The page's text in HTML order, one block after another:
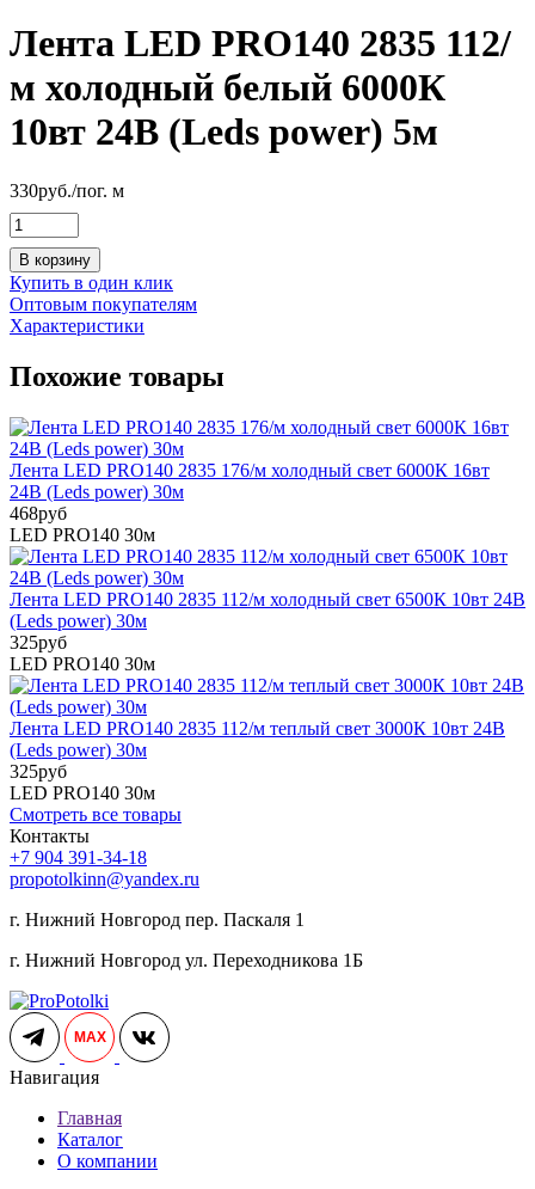
Лента LED PRO140 2835 112/
м холодный белый 6000К
10вт 24В (Leds power) 5м
330руб./пог. м
В корзину
Купить в один клик
Оптовым покупателям
Характеристики
Похожие товары
Лента LED PRO140 2835 176/м холодный свет 6000К 16вт
24В (Leds power) 30м
468руб
LED PRO140 30м
Лента LED PRO140 2835 112/м холодный свет 6500К 10вт 24В
(Leds power) 30м
325руб
LED PRO140 30м
Лента LED PRO140 2835 112/м теплый свет 3000К 10вт 24В
(Leds power) 30м
325руб
LED PRO140 30м
Смотреть все товары
Контакты
+7 904 391-34-18
propotolkinn@yandex.ru
г. Нижний Новгород пер. Паскаля 1
г. Нижний Новгород ул. Переходникова 1Б
MAX
Навигация
Главная
Каталог
О компании